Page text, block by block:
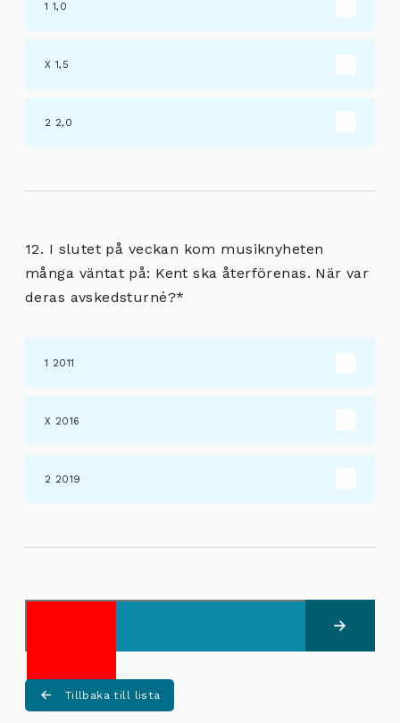
1,0
1,5
2,0
12. I slutet på veckan kom musiknyheten
många väntat på: Kent ska återförenas. När var
deras avskedsturné?*
2011
2016
2019
Tillbaka till lista